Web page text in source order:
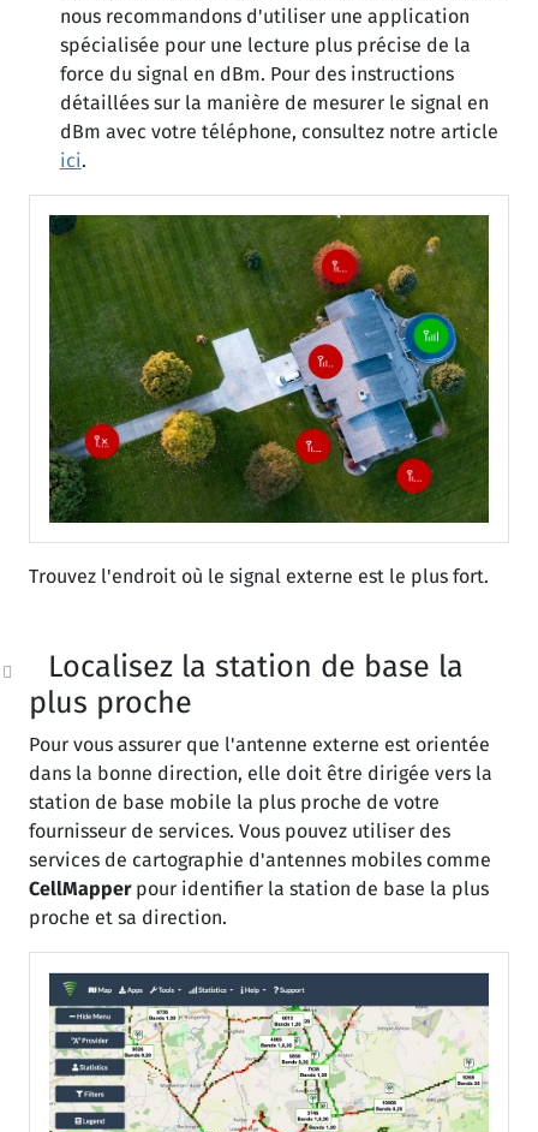
nous recommandons d'utiliser une application
spécialisée pour une lecture plus précise de la
force du signal en dBm. Pour des instructions
détaillées sur la manière de mesurer le signal en
dBm avec votre téléphone, consultez notre article
ici.
Trouvez l'endroit où le signal externe est le plus fort.
Localisez la station de base la
plus proche
Pour vous assurer que l'antenne externe est orientée
dans la bonne direction, elle doit être dirigée vers la
station de base mobile la plus proche de votre
fournisseur de services. Vous pouvez utiliser des
services de cartographie d'antennes mobiles comme
CellMapperpour identifier la station de base la plus
proche et sa direction.